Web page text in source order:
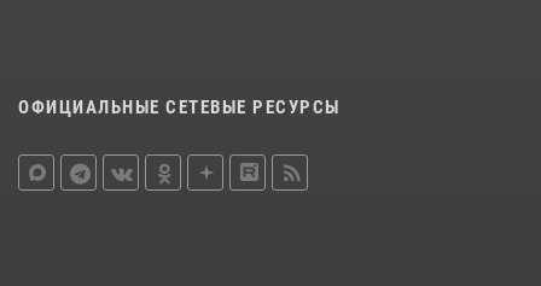
ОФИЦИАЛЬНЫЕ СЕТЕВЫЕ РЕСУРСЫ